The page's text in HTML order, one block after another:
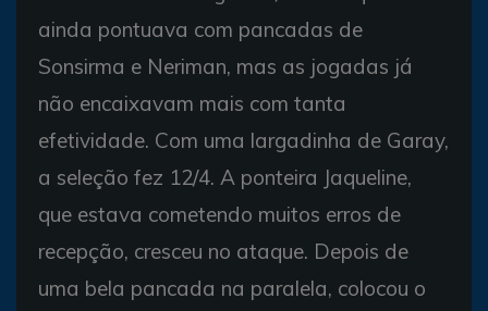
ainda pontuava com pancadas de
Sonsirma e Neriman, mas as jogadas já
não encaixavam mais com tanta
efetividade. Com uma largadinha de Garay,
a seleção fez 12/4. A ponteira Jaqueline,
que estava cometendo muitos erros de
recepção, cresceu no ataque. Depois de
uma bela pancada na paralela, colocou o